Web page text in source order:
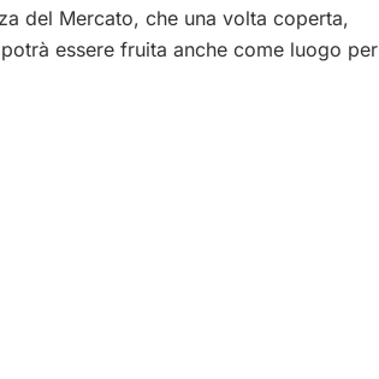
del Mercato, che una volta coperta,
essere fruita anche come luogo per